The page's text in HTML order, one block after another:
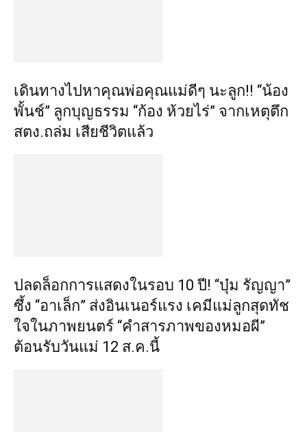
เดินทางไปหาคุณพ่อคุณแม่ดีๆ นะลูก!! “น้อง
พั้นช์” ลูกบุญธรรม “ก้อง ห้วยไร่” จากเหตุตึก
สตง.ถล่ม เสียชีวิตแล้ว
ปลดล็อกการแสดงในรอบ 10 ปี! “บุ๋ม รัญญา”
ซึ้ง “อาเล็ก” ส่งอินเนอร์แรง เคมีแม่ลูกสุดทัช
ใจในภาพยนตร์ “คำสารภาพของหมอผี”
ต้อนรับวันแม่ 12 ส.ค.นี้